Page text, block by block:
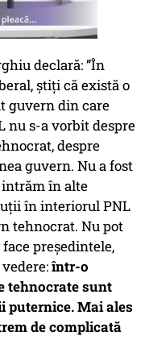
declară: ”În
ştiţi că există o
guvern din care
nu s-a vorbit despre
despre
guvern. Nu a fost
intrăm în alte
în interiorul PNL
tehnocrat. Nu pot
preşedintele,
într-o
tehnocrate sunt
puternice. Mai ales
de complicată